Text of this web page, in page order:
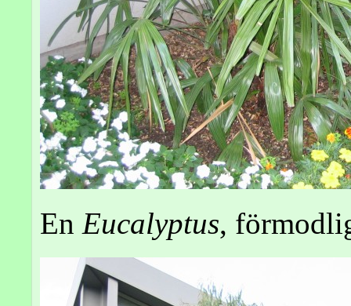
En Eucalyptus,